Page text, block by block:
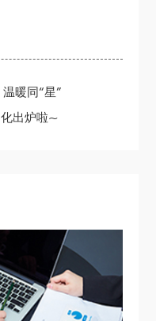
暖同“星”
出炉啦~